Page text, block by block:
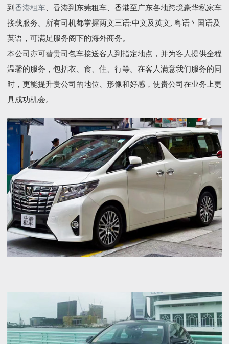
到 香港租车、香港到东莞租车、香港至广东各地跨境豪华私家车
接载服务。所有司机都掌握两文三语:中文及英文, 粤语丶国语及
英语，可满足服务阁下的海外商务。
本公司亦可替贵司包车接送客人到指定地点，并为客人提供全程
温馨的服务，包括衣、食、住、行等。在客人满意我们服务的同
时，更能提升贵公司的地位、形像和好感，使贵公司在业务上更
具成功机会。